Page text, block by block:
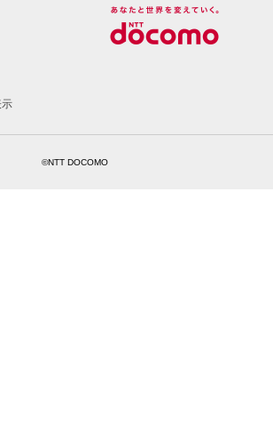
©NTT DOCOMO